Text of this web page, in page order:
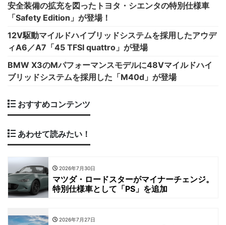
安全装備の拡充を図ったトヨタ・シエンタの特別仕様車
「Safety Edition」が登場！
12V駆動マイルドハイブリッドシステムを採用したアウデ
ィA6／A7「45 TFSI quattro」が登場
BMW X3のMパフォーマンスモデルに48Vマイルドハイ
ブリッドシステムを採用した「M40d」が登場
おすすめコンテンツ
あわせて読みたい！
2026年7月30日
マツダ・ロードスターがマイナーチェンジ。
特別仕様車として「PS」を追加
2026年7月27日